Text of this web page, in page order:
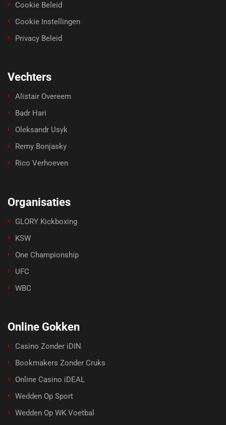
Cookie Beleid
Cookie Instellingen
Privacy Beleid
Vechters
Alistair Overeem
Badr Hari
Oleksandr Usyk
Remy Bonjasky
Rico Verhoeven
Organisaties
GLORY Kickboxing
KSW
One Championship
UFC
WBC
Online Gokken
Casino Zonder iDIN
Bookmakers Zonder Cruks
Online Casino iDEAL
Wedden Op Sport
Wedden Op WK Voetbal